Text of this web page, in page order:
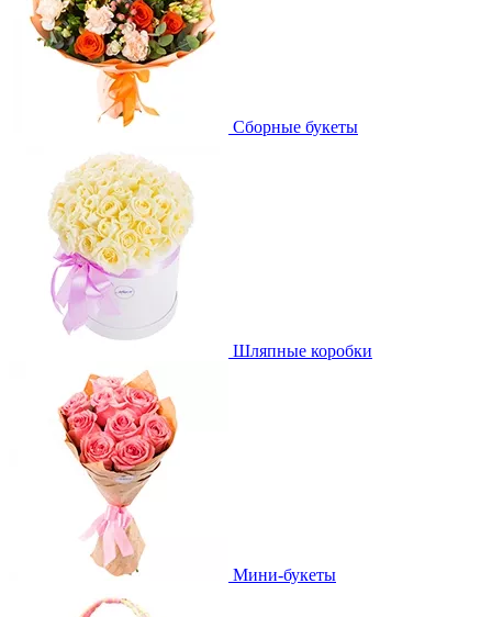
Сборные букеты
Шляпные коробки
Мини-букеты